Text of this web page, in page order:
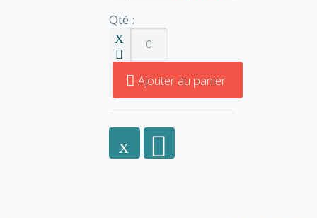
Qté :
Ajouter au panier